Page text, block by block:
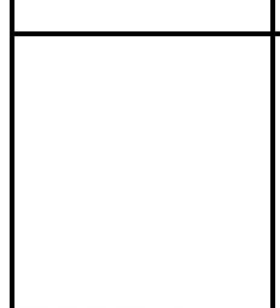
Ширина: 90 см